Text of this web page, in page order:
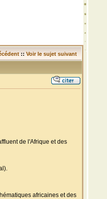
:: Voir le sujet suivant
de l'Afrique et des
africaines et des